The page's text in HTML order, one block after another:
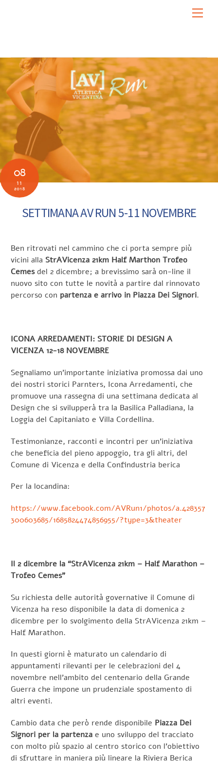
08
11
2018
SETTIMANA AV RUN 5-11 NOVEMBRE
Ben ritrovati nel cammino che ci porta sempre più
vicini alla StrAVicenza 21km Half Marthon Trofeo
Cemesdel 2 dicembre; a brevissimo sarà on-line il
nuovo sito con tutte le novità a partire dal rinnovato
percorso con partenza e arrivo in Piazza Dei Signori.
ICONA ARREDAMENTI: STORIE DI DESIGN A
VICENZA 12-18 NOVEMBRE
Segnaliamo un’importante iniziativa promossa dai uno
dei nostri storici Parnters, Icona Arredamenti, che
promuove una rassegna di una settimana dedicata al
Design che si svilupperà tra la Basilica Palladiana, la
Loggia del Capitaniato e Villa Cordellina.
Testimonianze, racconti e incontri per un’iniziativa
che beneficia del pieno appoggio, tra gli altri, del
Comune di Vicenza e della Confindustria berica
Per la locandina:
https://www.facebook.com/AVRun1/photos/a.428357
300603685/1685824474856955/?type=3&theater
Il 2 dicembre la “StrAVicenza 21km – Half Marathon –
Trofeo Cemes”
Su richiesta delle autorità governative il Comune di
Vicenza ha reso disponibile la data di domenica 2
dicembre per lo svolgimento della StrAVicenza 21km –
Half Marathon.
In questi giorni è maturato un calendario di
appuntamenti rilevanti per le celebrazioni del 4
novembre nell’ambito del centenario della Grande
Guerra che impone un prudenziale spostamento di
altri eventi.
Cambio data che però rende disponibile Piazza Dei
Signori per la partenza e uno sviluppo del tracciato
con molto più spazio al centro storico con l’obiettivo
di sfruttare in maniera più lineare la Riviera Berica